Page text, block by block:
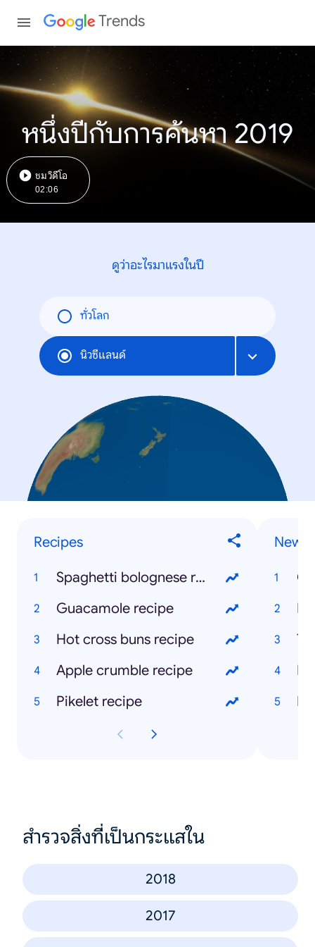
Trends
หนึ่งปีกับการค้นหา 2019
ชมวิดีโอ
02:06
ดูว่าอะไรมาแรงในปี
ทั่วโลก
นิวซีแลนด์
Recipes
Spaghetti bolognese recipe
Guacamole recipe
Hot cross buns recipe
Apple crumble recipe
Pikelet recipe
News
สำรวจสิ่งที่เป็นกระแสใน
2018
2017